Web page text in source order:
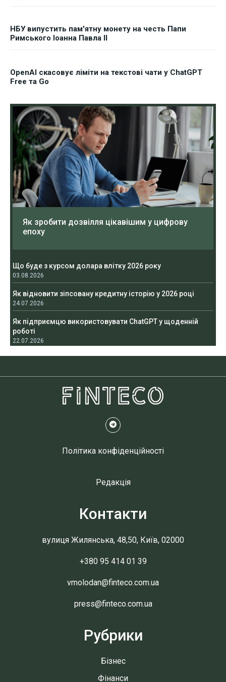
НБУ випустить пам'ятну монету на честь Папи
Римського Іоанна Павла II
OpenAI скасовує ліміти на текстові чати у ChatGPT
Free та Go
Як зробити дозвілля цікавішим у цифрову
епоху
Що буде з курсом долара влітку 2026 року
03.08.2026
Як відновити зіпсовану кредитну історію у 2026 році
24.07.2026
Як підприємцю використовувати ChatGPT у щоденній
роботі
22.07.2026
Політика конфіденційності
Редакція
Контакти
вулиця Жилянська, 48,50, Київ, 02000
+380 95 414 01 39
vmolodan@finteco.com.ua
press@finteco.com.ua
Рубрики
Бізнес
Фінанси